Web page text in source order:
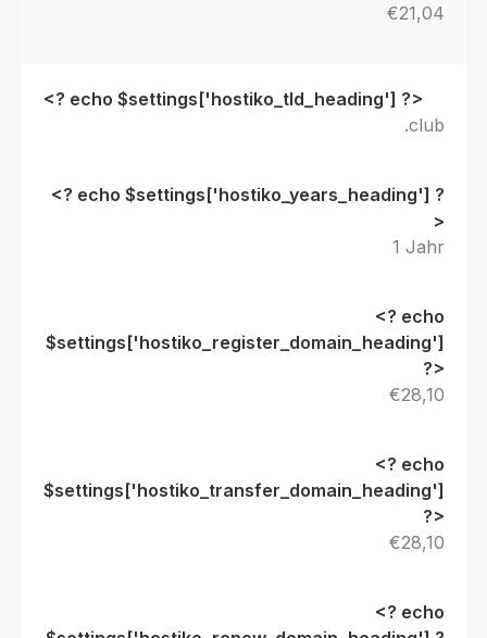
€21,04
.club
1 Jahr
€28,10
€28,10